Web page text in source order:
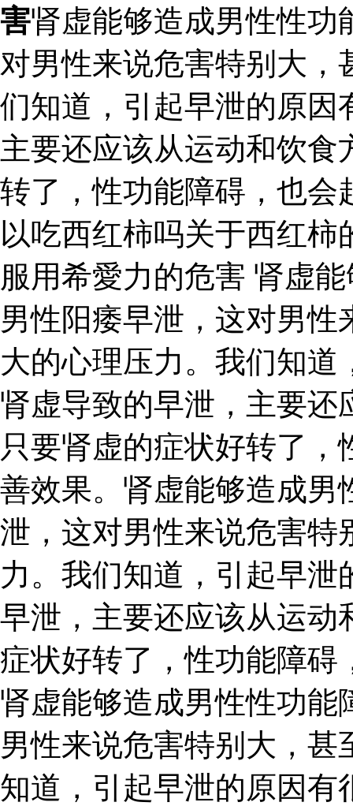
害肾虚能够造成男性性功
对男性来说危害特别大
们知道，引起早泄的原因
主要还应该从运动和饮
转了，性功能障碍，也会
以吃西红柿吗关于西红
服用希愛力的危害 肾虚
男性阳痿早泄，这对男
大的心理压力。我们知
肾虚导致的早泄，主要还
只要肾虚的症状好转了
善效果。肾虚能够造成男
泄，这对男性来说危害特
力。我们知道，引起早
早泄，主要还应该从运动
症状好转了，性功能障碍
肾虚能够造成男性性功能
男性来说危害特别大，
知道，引起早泄的原因有